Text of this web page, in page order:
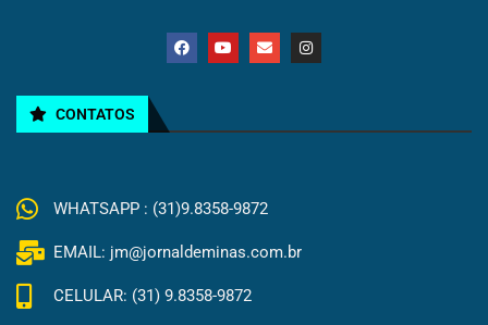
CONTATOS
WHATSAPP : (31)9.8358-9872
EMAIL: jm@jornaldeminas.com.br
CELULAR: (31) 9.8358-9872